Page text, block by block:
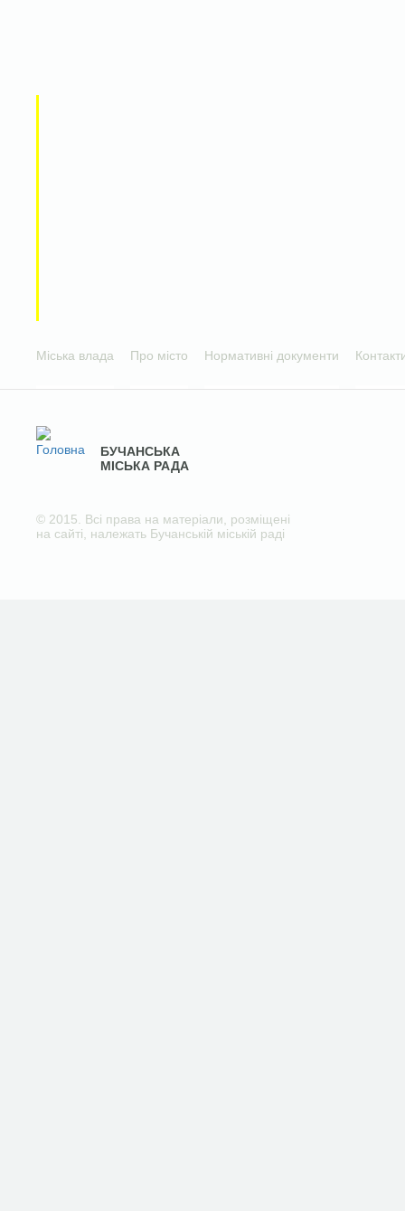
Міська влада Про місто Нормативні документи
БУЧАНСЬКА
МІСЬКА РАДА
© 2015. Всі права на матеріали, розміщені
на сайті, належать Бучанській міській раді